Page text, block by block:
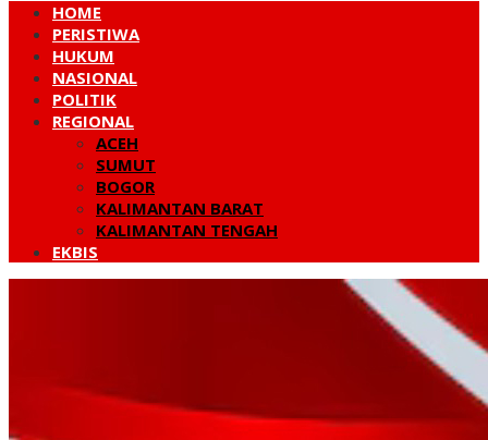
HOME
PERISTIWA
HUKUM
NASIONAL
POLITIK
REGIONAL
ACEH
SUMUT
BOGOR
KALIMANTAN BARAT
KALIMANTAN TENGAH
EKBIS